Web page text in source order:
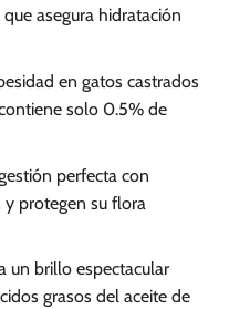
asegura hidratación
en gatos castrados
solo 0.5% de
perfecta con
y protegen su flora
un brillo espectacular
grasos del aceite de